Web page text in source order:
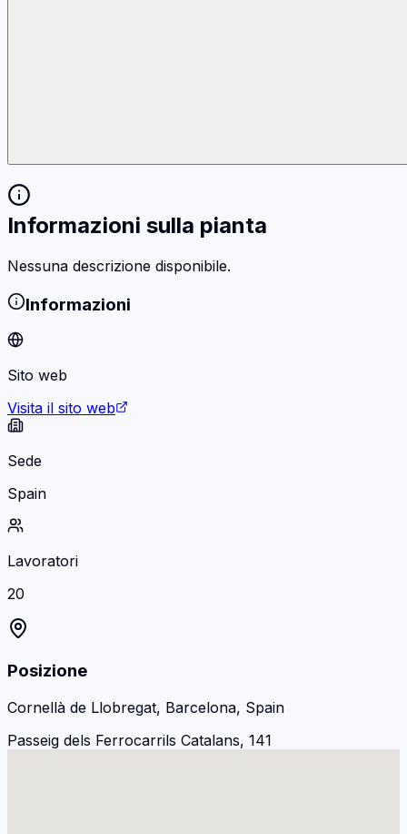
Informazioni sulla pianta
Nessuna descrizione disponibile.
Informazioni
Sito web
Visita il sito web
Sede
Spain
Lavoratori
20
Posizione
Cornellà de Llobregat, Barcelona, Spain
Passeig dels Ferrocarrils Catalans, 141